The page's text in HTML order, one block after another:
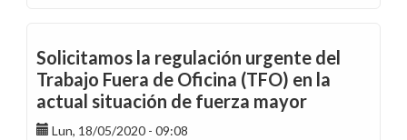
protocolo
de
Embarazo
y
Lactancia
Solicitamos la regulación urgente del
Trabajo Fuera de Oficina (TFO) en la
actual situación de fuerza mayor
Lun, 18/05/2020 - 09:08